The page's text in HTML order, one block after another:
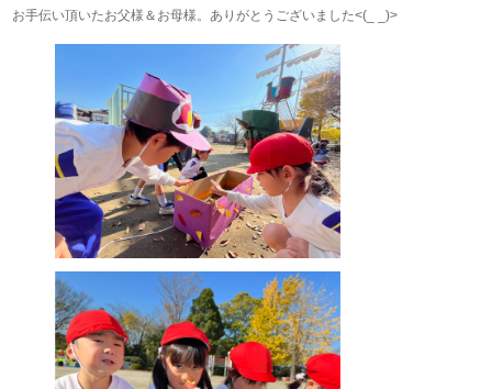
お手伝い頂いたお父様＆お母様。ありがとうございました<(_ _)>